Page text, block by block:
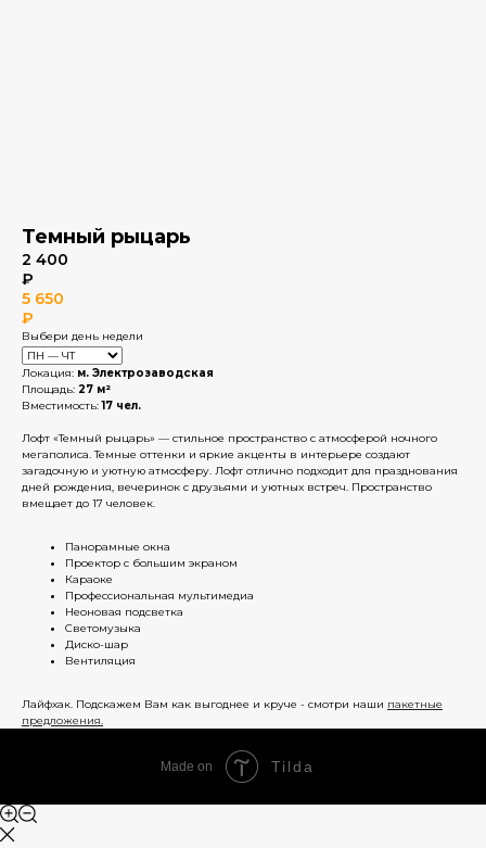
Темный рыцарь
2 400
₽
5 650
₽
Выбери день недели
Локация: м. Электрозаводская
Площадь: 27 м²
Вместимость:17 чел.
Лофт «Темный рыцарь» — стильное пространство с атмосферой ночного
мегаполиса. Темные оттенки и яркие акценты в интерьере создают
загадочную и уютную атмосферу. Лофт отлично подходит для празднования
дней рождения, вечеринок с друзьями и уютных встреч. Пространство
вмещает до 17 человек.
Панорамные окна
Проектор с большим экраном
Караоке
Профессиональная мультимедиа
Неоновая подсветка
Светомузыка
Диско-шар
Вентиляция
Лайфхак. Подскажем Вам как выгоднее и круче - смотри наши пакетные
предложения.
Made on Tilda